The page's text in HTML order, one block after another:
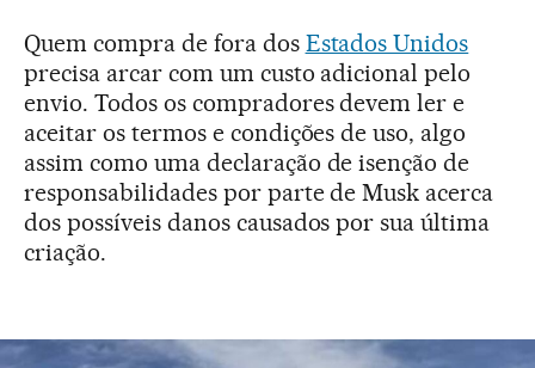
Quem compra de fora dos Estados Unidos
precisa arcar com um custo adicional pelo
envio. Todos os compradores devem ler e
aceitar os termos e condições de uso, algo
assim como uma declaração de isenção de
responsabilidades por parte de Musk acerca
dos possíveis danos causados por sua última
criação.